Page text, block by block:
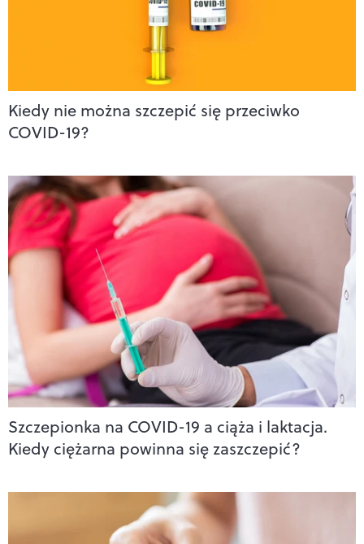
Kiedy nie można szczepić się przeciwko
COVID-19?
Szczepionka na COVID-19 a ciąża i laktacja.
Kiedy ciężarna powinna się zaszczepić?